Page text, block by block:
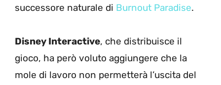
successore naturale di Burnout Paradise.
Disney Interactive, che distribuisce il
gioco, ha però voluto aggiungere che la
mole di lavoro non permetterà l’uscita del